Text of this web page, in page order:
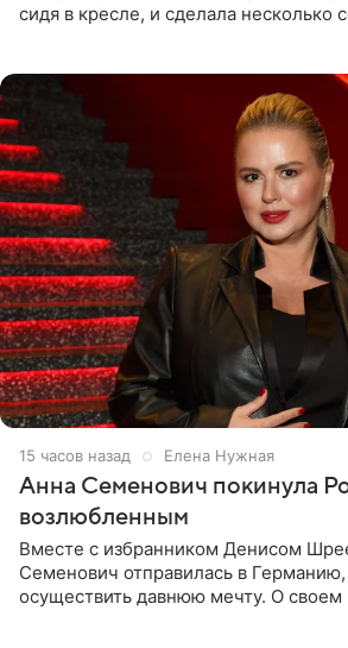
сидя в кресле, и сделала несколько
15 часов назад Елена Нужная
Анна Семенович покинула
возлюбленным
Вместе с избранником Денисом
Семенович отправилась в
осуществить давнюю мечту. О своем